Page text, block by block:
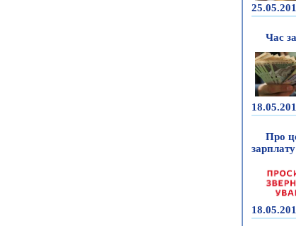
Час
Про